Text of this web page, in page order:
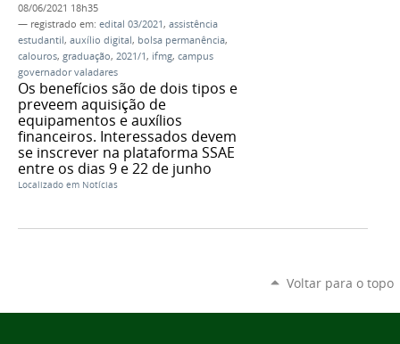
08/06/2021 18h35
— registrado em: edital 03/2021, assistência
estudantil, auxílio digital, bolsa permanência,
calouros, graduação, 2021/1, ifmg, campus
governador valadares
Os benefícios são de dois tipos e
preveem aquisição de
equipamentos e auxílios
financeiros. Interessados devem
se inscrever na plataforma SSAE
entre os dias 9 e 22 de junho
Localizado em Notícias
Voltar para o topo